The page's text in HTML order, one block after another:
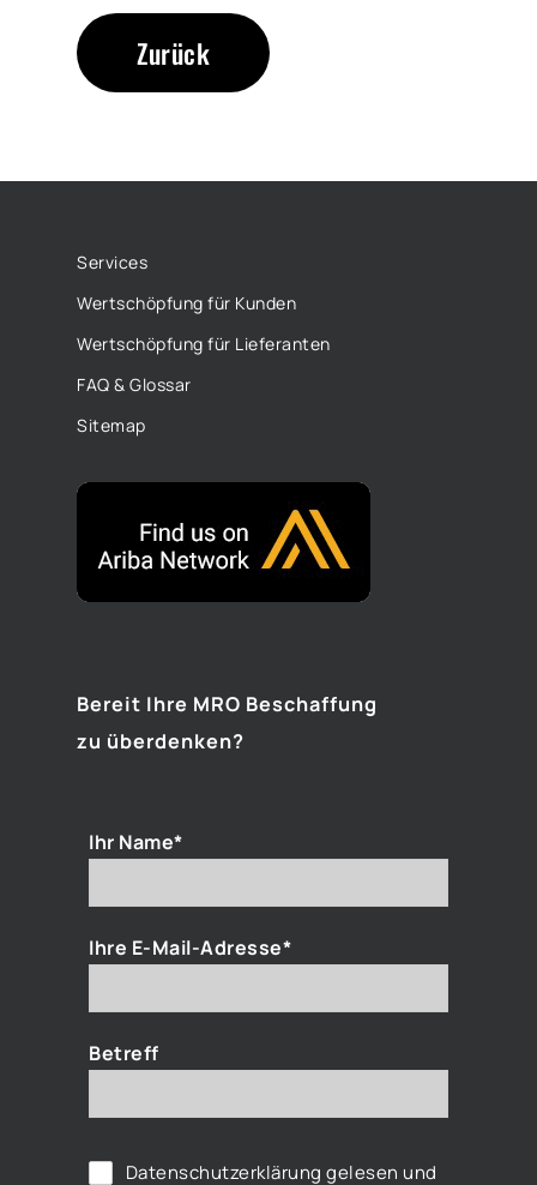
Zurück
Services
Wertschöpfung für Kunden
Wertschöpfung für Lieferanten
FAQ & Glossar
Sitemap
Bereit Ihre MRO Beschaffung
zu überdenken?
Ihr Name*
Ihre E-Mail-Adresse*
Betreff
Datenschutzerklärung gelesen und